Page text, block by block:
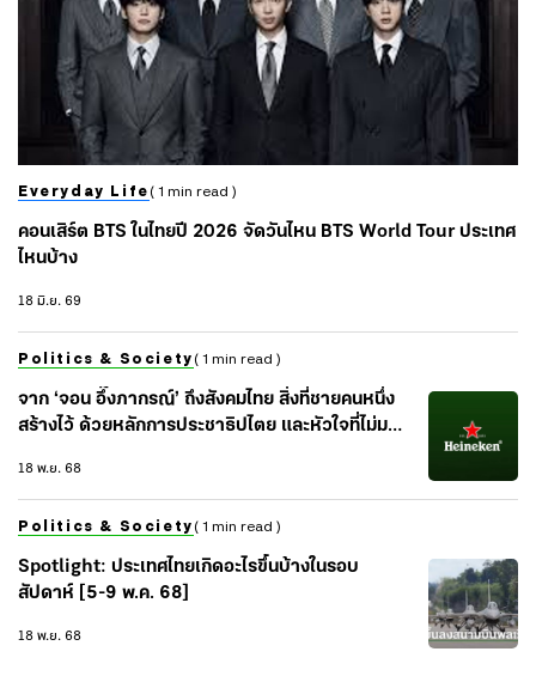
Everyday Life ( 1 min read )
คอนเสิร์ต BTS ในไทยปี 2026 จัดวันไหน BTS World Tour ประเทศ
ไหนบ้าง
18 มิ.ย. 69
Politics & Society ( 1 min read )
จาก ‘จอน อึ๊งภากรณ์’ ถึงสังคมไทย สิ่งที่ชายคนหนึ่ง
สร้างไว้ ด้วยหลักการประชาธิปไตย และหัวใจที่ไม่มอง
18 พ.ย. 68
Politics & Society ( 1 min read )
Spotlight: ประเทศไทยเกิดอะไรขึ้นบ้างในรอบ
สัปดาห์ [5-9 พ.ค. 68]
18 พ.ย. 68